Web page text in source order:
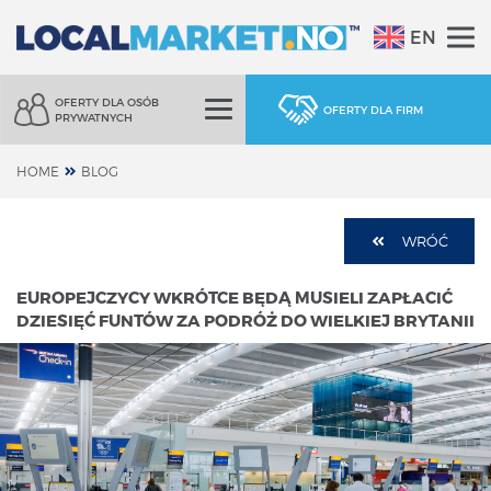
EN
OFERTY DLA OSÓB
PRYWATNYCH
OFERTY DLA FIRM
HOME BLOG
WRÓĆ
EUROPEJCZYCY WKRÓTCE BĘDĄ MUSIELI ZAPŁACIĆ
DZIESIĘĆ FUNTÓW ZA PODRÓŻ DO WIELKIEJ BRYTANII